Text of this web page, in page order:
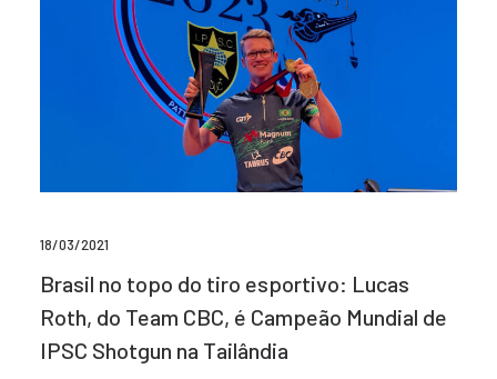
18/03/2021
Brasil no topo do tiro esportivo: Lucas
Roth, do Team CBC, é Campeão Mundial de
IPSC Shotgun na Tailândia